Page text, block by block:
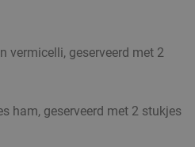
vermicelli, geserveerd met 2
ham, geserveerd met 2 stukjes